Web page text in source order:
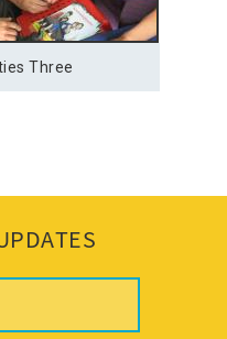
Three